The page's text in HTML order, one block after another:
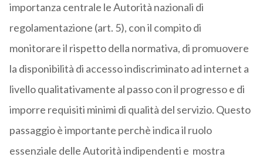
importanza centrale le Autorità nazionali di
regolamentazione (art. 5), con il compito di
monitorare il rispetto della normativa, di promuovere
la disponibilità di accesso indiscriminato ad internet a
livello qualitativamente al passo con il progresso e di
imporre requisiti minimi di qualità del servizio. Questo
passaggio è importante perchè indica il ruolo
essenziale delle Autorità indipendenti e mostra